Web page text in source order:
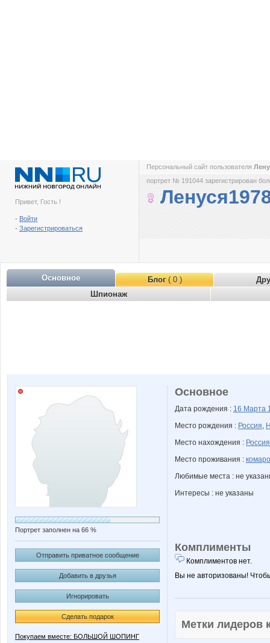
Привет, Гость !
- Войти
- Зарегистрироваться
Персональный сайт пользователя
портрет № 191044 зарегистрирован
Основное Блог( 0 )
Шпионаж
Портрет заполнен на 66 %
Отправить приватное сообщение
Добавить в друзья
Игнорировать
Сделать подарок
Покупаем вместе: БОЛЬШОЙ ШОПИНГ
Основное
Дата рождения : 16 Марта
Место рождения : Россия,
Место нахождения : Россия
Место проживания :
Любимые места : не
Интересы : не указаны
Комплименты
Комплиментов нет.
Вы не авторизованы!
Метки